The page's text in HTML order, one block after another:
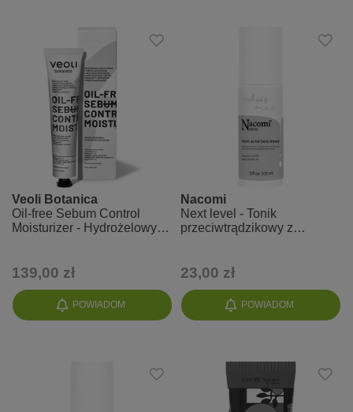
POWIADOM
Veoli Botanica
Oil-free Sebum Control
Moisturizer - Hydrożelowy
139,00 zł
POWIADOM
Nacomi
Next level - Tonik
przeciwtrądzikowy z
23,00 zł